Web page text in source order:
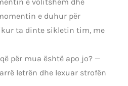
e duhur për
ta dinte sikletin tim, me
për mua është apo jo? —
letrën dhe lexuar strofën